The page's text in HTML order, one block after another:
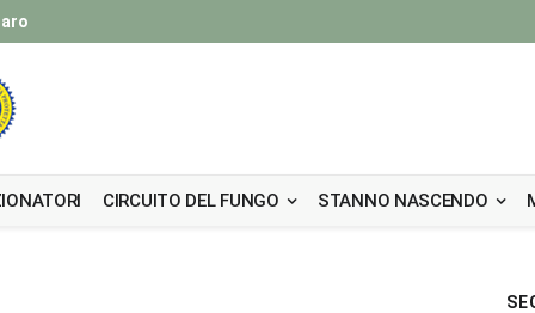
CIRCUITO DEL FUNGO STANNO NASCENDO